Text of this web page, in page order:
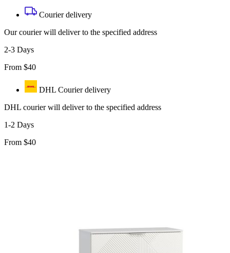
Courier delivery
Our courier will deliver to the specified address
2-3 Days
From $40
DHL Courier delivery
DHL courier will deliver to the specified address
1-2 Days
From $40